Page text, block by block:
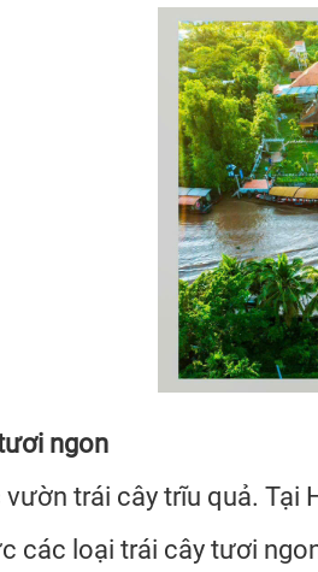
ngon
trái cây trĩu quả. Tại
các loại trái cây tươi